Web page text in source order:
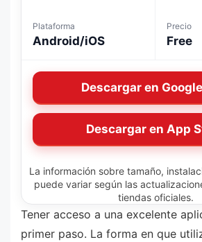
Plataforma
Android/iOS
Precio
Free
Descargar en
Descargar en App
La información sobre tamaño,
puede variar según las
tiendas oficiales.
Tener acceso a una excelente
primer paso. La forma en que